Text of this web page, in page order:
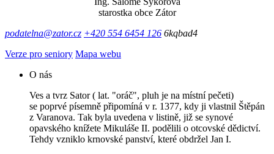
starostka obce Zátor
podatelna@zator.cz +420 554 6454 126 6kqbad4
Verze pro seniory Mapa webu
O nás
Ves a tvrz Sator ( lat. "oráč", pluh je na místní pečeti)
se poprvé písemně připomíná v r. 1377, kdy ji vlastnil Štěpán
z Varanova. Tak byla uvedena v listině, již se synové
opavského knížete Mikuláše II. podělili o otcovské dědictví.
Tehdy vzniklo krnovské panství, které obdržel Jan I.